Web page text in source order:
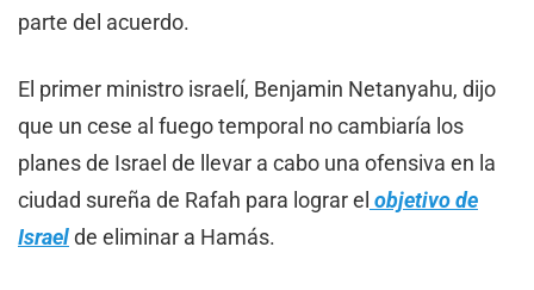
parte del acuerdo.
El primer ministro israelí, Benjamin Netanyahu, dijo
que un cese al fuego temporal no cambiaría los
planes de Israel de llevar a cabo una ofensiva en la
ciudad sureña de Rafah para lograr el objetivo de
Israelde eliminar a Hamás.